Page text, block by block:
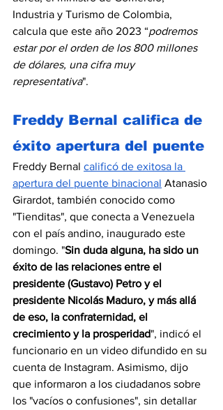
Industria y Turismo de Colombia,
calcula que este año 2023 “podremos
estar por el orden de los 800 millones
de dólares, una cifra muy
representativa".
Freddy Bernal califica de
éxito apertura del puente
Freddy Bernal calificó de exitosa la
apertura del puente binacional Atanasio
Girardot, también conocido como
"Tienditas", que conecta a Venezuela
con el país andino, inaugurado este
domingo. "Sin duda alguna, ha sido un
éxito de las relaciones entre el
presidente (Gustavo) Petro y el
presidente Nicolás Maduro, y más allá
de eso, la confraternidad, el
crecimiento y la prosperidad", indicó el
funcionario en un video difundido en su
cuenta de Instagram. Asimismo, dijo
que informaron a los ciudadanos sobre
los "vacíos o confusiones", sin detallar